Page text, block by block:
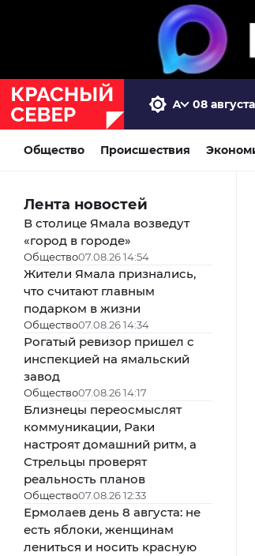
08
Общество Происшествия
Лента новостей
В столице Ямала возведут
«город в городе»
Общество07.08.26 14:54
Жители Ямала признались,
что считают главным
подарком в жизни
Общество07.08.26 14:34
Рогатый ревизор пришел с
инспекцией на ямальский
завод
Общество07.08.26 14:17
Близнецы переосмыслят
коммуникации, Раки
настроят домашний ритм, а
Стрельцы проверят
реальность планов
Общество07.08.26 12:33
Ермолаев день 8 августа: не
есть яблоки, женщинам
лениться и носить красную